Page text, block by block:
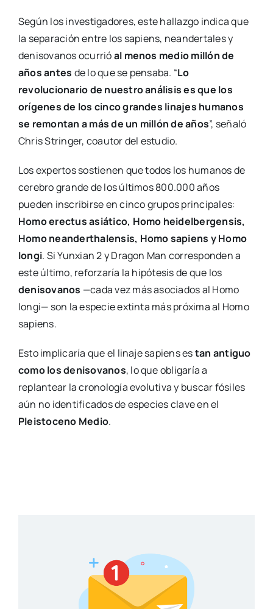
Según los investigadores, este hallazgo indica que
la separación entre los sapiens, neandertales y
denisovanos ocurrióal menos medio millón de
años antes de lo que se pensaba. “Lo
revolucionario de nuestro análisis es que los
orígenes de los cinco grandes linajes humanos
se remontan a más de un millón de años”, señaló
Chris Stringer, coautor del estudio.
Los expertos sostienen que todos los humanos de
cerebro grande de los últimos 800.000 años
pueden inscribirse en cinco grupos principales:
Homo erectus asiático, Homo heidelbergensis,
Homo neanderthalensis, Homo sapiens y Homo
longi. Si Yunxian 2 y Dragon Man corresponden a
este último, reforzaría la hipótesis de que los
denisovanos —cada vez más asociados al Homo
longi— son la especie extinta más próxima al Homo
sapiens.
Esto implicaría que el linaje sapiens estan antiguo
como los denisovanos, lo que obligaría a
replantear la cronología evolutiva y buscar fósiles
aún no identificados de especies clave en el
Pleistoceno Medio.